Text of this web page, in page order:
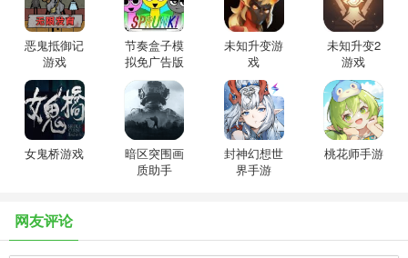
恶鬼抵御记
游戏
节奏盒子模
拟免广告版
未知升变游
戏
未知升变2
游戏
女鬼桥游戏
暗区突围画
质助手
封神幻想世
界手游
桃花师手游
网友评论